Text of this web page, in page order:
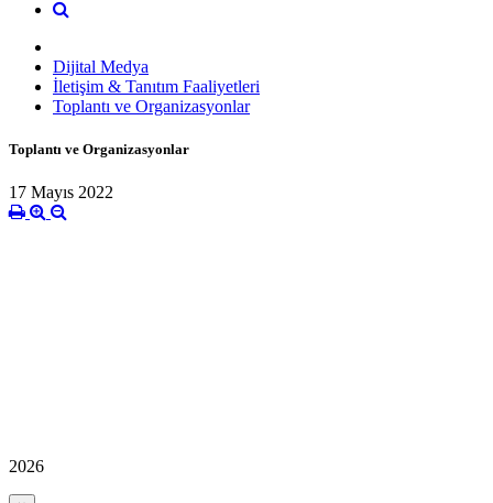
Dijital Medya
İletişim & Tanıtım Faaliyetleri
Toplantı ve Organizasyonlar
Toplantı ve Organizasyonlar
17 Mayıs 2022
2026